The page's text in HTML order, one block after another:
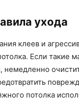
ухода
клеев и
Если такие
немедленно
потолка